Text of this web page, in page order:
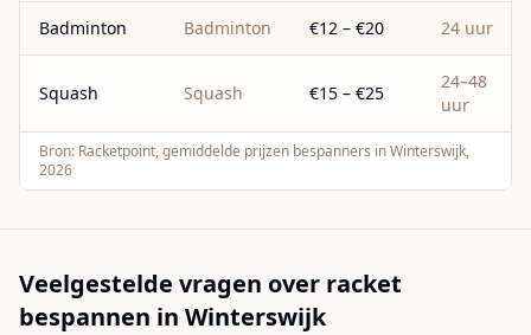
Badminton Badminton €12 – €20 24 uur
Squash Squash €15 – €25
24–48
uur
Bron: Racketpoint, gemiddelde prijzen bespanners in Winterswijk,
2026
Veelgestelde vragen over racket
bespannen in Winterswijk